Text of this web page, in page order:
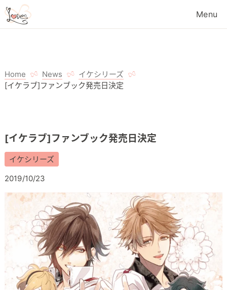
Home News
イケシリーズ
[イケラブ]ファンブック発売日決定
[イケラブ]ファンブック発売日決定
イケシリーズ
2019/10/23